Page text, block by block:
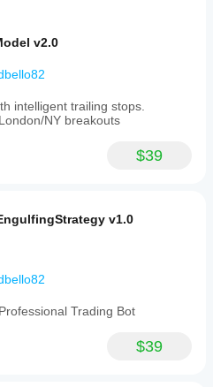
——旧图形自动移除
每根 H4 蜡烛触发一次
金的 ICT 交易者打造。
完整的 H4 三力展开。
v2.0
intelligent trailing stops.
NY breakouts
$39
v1.0
Trading Bot
$39